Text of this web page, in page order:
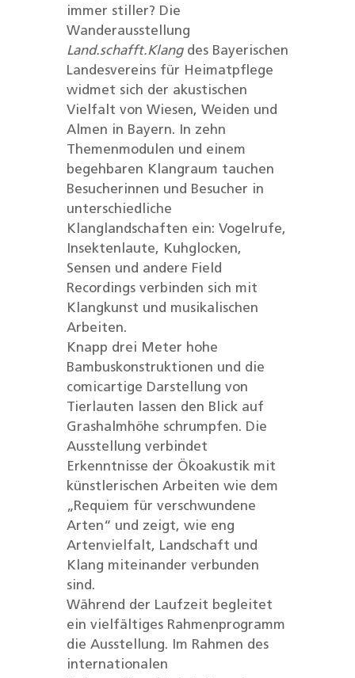
immer stiller? Die
Wanderausstellung
Land.schafft.Klangdes Bayerischen
Landesvereins für Heimatpflege
widmet sich der akustischen
Vielfalt von Wiesen, Weiden und
Almen in Bayern. In zehn
Themenmodulen und einem
begehbaren Klangraum tauchen
Besucherinnen und Besucher in
unterschiedliche
Klanglandschaften ein: Vogelrufe,
Insektenlaute, Kuhglocken,
Sensen und andere Field
Recordings verbinden sich mit
Klangkunst und musikalischen
Arbeiten.
Knapp drei Meter hohe
Bambuskonstruktionen und die
comicartige Darstellung von
Tierlauten lassen den Blick auf
Grashalmhöhe schrumpfen. Die
Ausstellung verbindet
Erkenntnisse der Ökoakustik mit
künstlerischen Arbeiten wie dem
„Requiem für verschwundene
Arten“ und zeigt, wie eng
Artenvielfalt, Landschaft und
Klang miteinander verbunden
sind.
Während der Laufzeit begleitet
ein vielfältiges Rahmenprogramm
die Ausstellung. Im Rahmen des
internationalen